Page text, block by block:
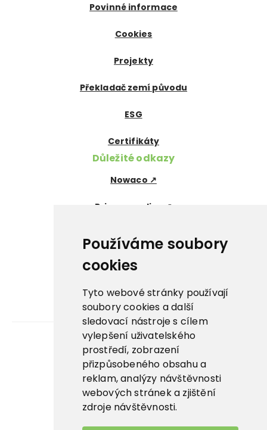
Používáme soubory
cookies
Tyto webové stránky používají
soubory cookies a další
sledovací nástroje s cílem
vylepšení uživatelského
prostředí, zobrazení
přizpůsobeného obsahu a
reklam, analýzy návštěvnosti
webových stránek a zjištění
zdroje návštěvnosti.
Povinné informace
Cookies
Projekty
Překladač zemí původu
ESG
Certifikáty
Důležité odkazy
Nowaco ↗
Prima zmrzlina ↗
La Panna ↗
Nowaco market ↗
Banquet sous-vide ↗
Kariéra
Aplikace
E-shop